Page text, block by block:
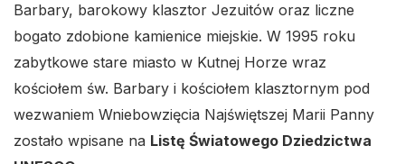
Barbary, barokowy klasztor Jezuitów oraz liczne
bogato zdobione kamienice miejskie. W 1995 roku
zabytkowe stare miasto w Kutnej Horze wraz
kościołem św. Barbary i kościołem klasztornym pod
wezwaniem Wniebowzięcia Najświętszej Marii Panny
zostało wpisane na Listę Światowego Dziedzictwa